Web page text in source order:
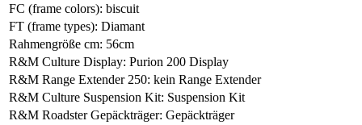
FC (frame colors): biscuit
FT (frame types): Diamant
Rahmengröße cm: 56cm
R&M Culture Display: Purion 200 Display
R&M Range Extender 250: kein Range Extender
R&M Culture Suspension Kit: Suspension Kit
R&M Roadster Gepäckträger: Gepäckträger